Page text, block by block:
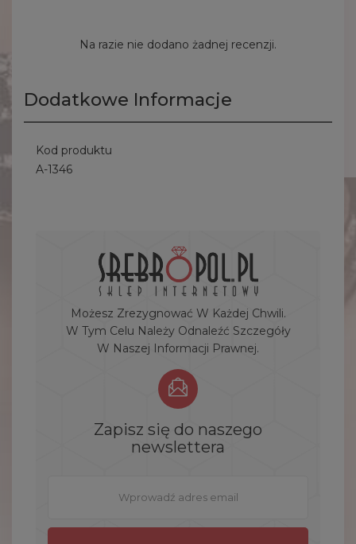
Na razie nie dodano żadnej recenzji.
Dodatkowe Informacje
Kod produktu
A-1346
Możesz Zrezygnować W Każdej Chwili.
W Tym Celu Należy Odnaleźć Szczegóły
W Naszej Informacji Prawnej.
Zapisz się do naszego
newslettera